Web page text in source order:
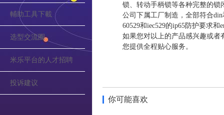
輔助工具下載
选型交流圈
米乐平台的人才招聘
投诉建议
锁、转动手柄锁等各种完整的锁
公司下属工厂制造，全部符合din
60529和iec529的ip65防护要求和
如果您对以上的产品感兴趣或者
您提供全程贴心服务。
你可能喜欢